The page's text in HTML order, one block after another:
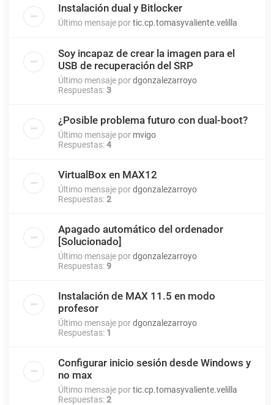
Instalación dual y Bitlocker
Último mensaje portic.cp.tomasyvaliente.velilla
Soy incapaz de crear la imagen para el
USB de recuperación del SRP
Último mensaje pordgonzalezarroyo
Respuestas:3
¿Posible problema futuro con dual-boot?
Último mensaje por mvigo
Respuestas:4
VirtualBox en MAX12
Último mensaje pordgonzalezarroyo
Respuestas:2
Apagado automático del ordenador
[Solucionado]
Último mensaje pordgonzalezarroyo
Respuestas:9
Instalación de MAX 11.5 en modo
profesor
Último mensaje pordgonzalezarroyo
Respuestas: 1
Configurar inicio sesión desde Windows y
no max
Último mensaje portic.cp.tomasyvaliente.velilla
Respuestas:2